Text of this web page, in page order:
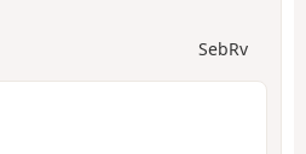
SebRv